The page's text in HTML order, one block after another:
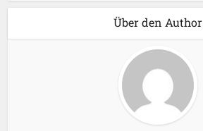
Über den Author